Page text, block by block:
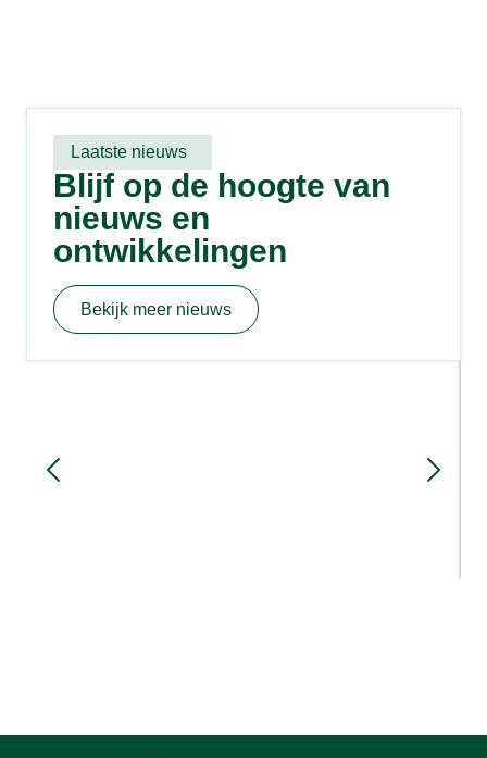
Laatste nieuws
Blijf op de hoogte van
nieuws en
ontwikkelingen
Bekijk meer nieuws